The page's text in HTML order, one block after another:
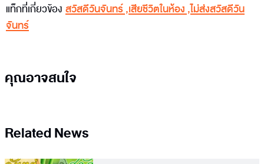
แท็กที่เกี่ยวข้อง สวัสดีวันจันทร์,เสียชีวิตในห้อง ,ไม่ส่งสวัสดีวัน
จันทร์
คุณอาจสนใจ
Related News